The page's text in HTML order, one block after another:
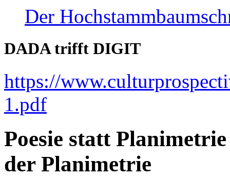
Der
DADA trifft DIGIT
https://
1.pdf
Poesie statt
der Planimetrie